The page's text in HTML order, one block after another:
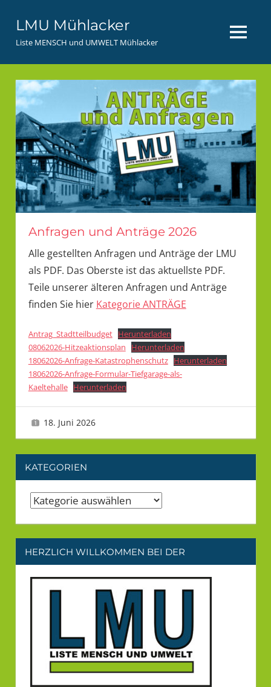
Inhalt
springen
LMU Mühlacker
Liste MENSCH und UMWELT Mühlacker MENÜ
Anfragen und Anträge 2026
Alle gestellten Anfragen und Anträge der LMU
als PDF. Das Oberste ist das aktuellste PDF.
Teile unserer älteren Anfragen und Anträge
finden Sie hier Kategorie ANTRÄGE
Antrag_Stadtteilbudget Herunterladen
08062026-Hitzeaktionsplan
Herunterladen
18062026-Anfrage-Katastrophenschutz Herunterladen
18062026-Anfrage-Formular-Tiefgarage-als-
Kaeltehalle Herunterladen
18. Juni 2026
KATEGORIEN
Kategorien
HERZLICH WILLKOMMEN BEI DER